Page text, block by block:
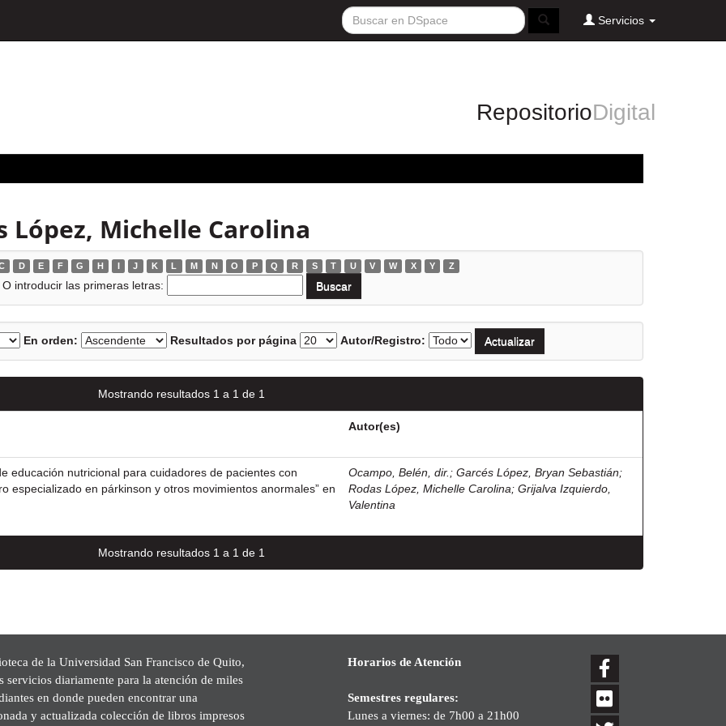
Servicios
RepositorioDigital
López, Michelle Carolina
D E F G H I J K L M N O P Q R S T U V W X Y Z
O introducir las primeras letras:
En orden: Resultados por página Autor/Registro:
Mostrando resultados 1 a 1 de 1
Autor(es)
educación nutricional para cuidadores de pacientes con
especializado en párkinson y otros movimientos anormales” en
Ocampo, Belén, dir. ; Garcés López, Bryan Sebastián;
Rodas López, Michelle Carolina; Grijalva Izquierdo,
Valentina
Mostrando resultados 1 a 1 de 1
de la Universidad San Francisco de Quito,
servicios diariamente para la atención de miles
en donde pueden encontrar una
y actualizada colección de libros impresos
Horarios de Atención
Semestres regulares:
Lunes a viernes: de 7h00 a 21h00